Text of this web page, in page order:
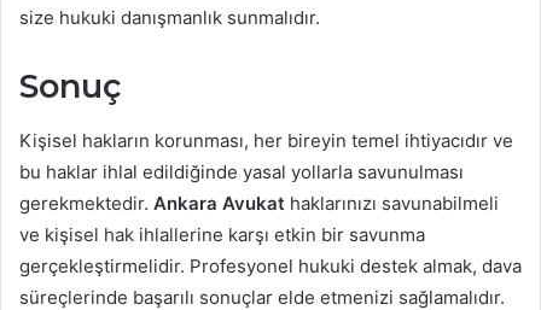
size hukuki danışmanlık sunmalıdır.
Sonuç
Kişisel hakların korunması, her bireyin temel ihtiyacıdır ve
bu haklar ihlal edildiğinde yasal yollarla savunulması
gerekmektedir. Ankara Avukat haklarınızı savunabilmeli
ve kişisel hak ihlallerine karşı etkin bir savunma
gerçekleştirmelidir. Profesyonel hukuki destek almak, dava
süreçlerinde başarılı sonuçlar elde etmenizi sağlamalıdır.